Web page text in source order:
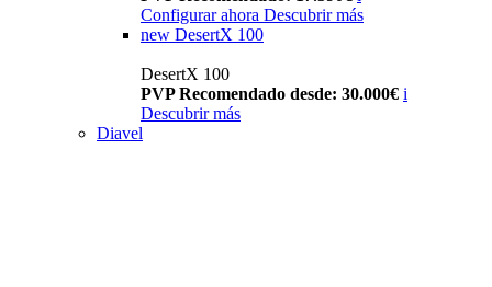
Configurar ahora Descubrir más
new DesertX 100
DesertX 100
PVP Recomendado desde: 30.000€ i
Descubrir más
Diavel